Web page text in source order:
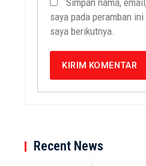
saya pada peramban
saya berikutnya.
Recent News